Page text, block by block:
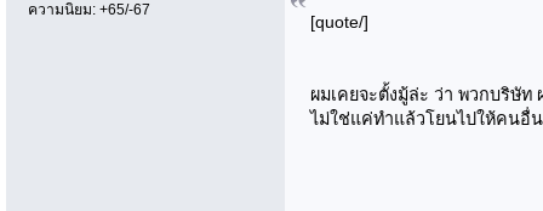
ความนิยม: +65/-67
[quote/]
ผมเคยจะตั้งมู้ล่ะ ว่า พวกบริษั
ไม่ใช่แค่ทำแล้วโยนไปให้คนอื่